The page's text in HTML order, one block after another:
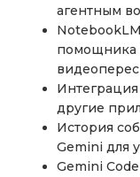
агентным
помощника
другие
История
Gemini для
Gemini